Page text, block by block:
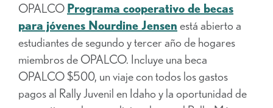
OPALCO Programa cooperativo de becas
para jóvenes Nourdine Jensen está abierto a
estudiantes de segundo y tercer año de hogares
miembros de OPALCO. Incluye una beca
OPALCO $500, un viaje con todos los gastos
pagos al Rally Juvenil en Idaho y la oportunidad de